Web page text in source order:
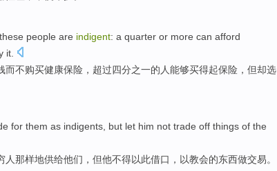
these people are indigent: a quarter or more can afford
it
而不购买健康保险 ， 超过四分之一的人能够买得起保险， 但却选
for them as indigents, but let him not trade off things of the
人那样地供给他们 ， 但他不得以此借口 ，以教会的东西做交易。